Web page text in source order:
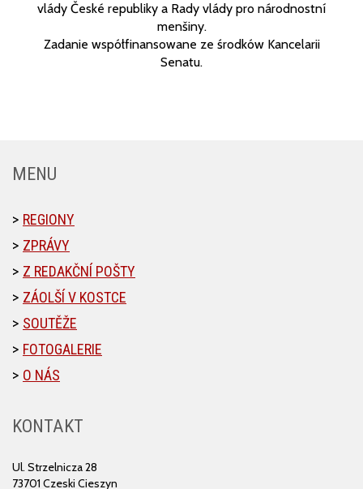
vlády České republiky a Rady vlády pro národnostní
menšiny.
Zadanie współfinansowane ze środków Kancelarii
Senatu.
MENU
REGIONY
ZPRÁVY
Z REDAKČNÍ POŠTY
ZÁOLŠÍ V KOSTCE
SOUTĚŽE
FOTOGALERIE
O NÁS
KONTAKT
Ul. Strzelnicza 28
73701 Czeski Cieszyn